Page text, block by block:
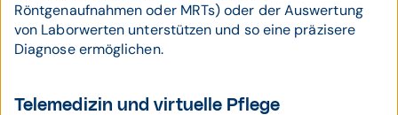
Röntgenaufnahmen oder MRTs) oder der Auswertung
von Laborwerten unterstützen und so eine präzisere
Diagnose ermöglichen.
Telemedizin und virtuelle Pflege